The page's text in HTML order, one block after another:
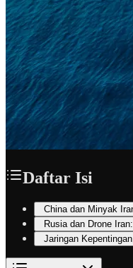
Daftar Isi
China dan Minyak
Rusia dan Drone
Jaringan